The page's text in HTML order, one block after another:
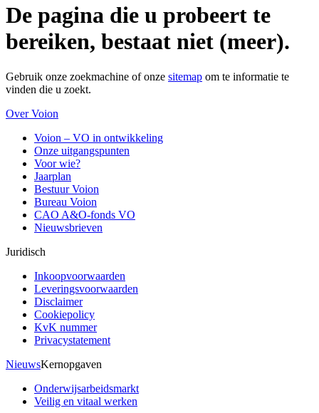
De pagina die u probeert te
bereiken, bestaat niet (meer).
Gebruik onze zoekmachine of onze sitemap om te informatie te
vinden die u zoekt.
Over Voion
Voion – VO in ontwikkeling
Onze uitgangspunten
Voor wie?
Jaarplan
Bestuur Voion
Bureau Voion
CAO A&O-fonds VO
Nieuwsbrieven
Juridisch
Inkoopvoorwaarden
Leveringsvoorwaarden
Disclaimer
Cookiepolicy
KvK nummer
Privacystatement
NieuwsKernopgaven
Onderwijsarbeidsmarkt
Veilig en vitaal werken